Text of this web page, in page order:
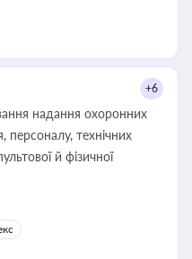
+6
надання охоронних
персоналу, технічних
й фізичної